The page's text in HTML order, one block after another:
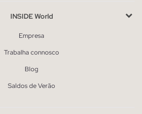
INSIDE World
Empresa
Trabalha connosco
Blog
Saldos de Verão